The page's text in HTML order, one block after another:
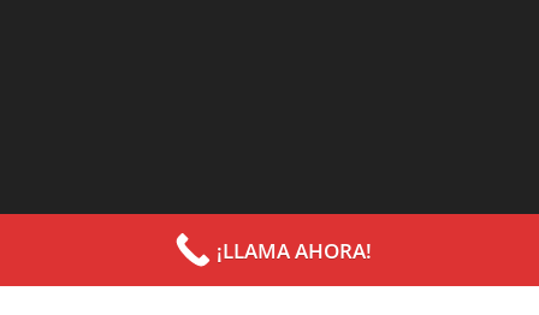
¡LLAMA AHORA!